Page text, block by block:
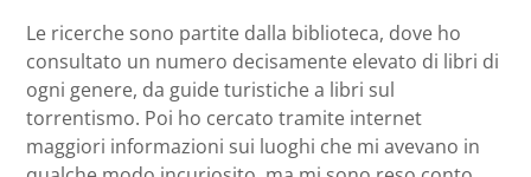
Le ricerche sono partite dalla biblioteca, dove ho
consultato un numero decisamente elevato di libri di
ogni genere, da guide turistiche a libri sul
torrentismo. Poi ho cercato tramite internet
maggiori informazioni sui luoghi che mi avevano in